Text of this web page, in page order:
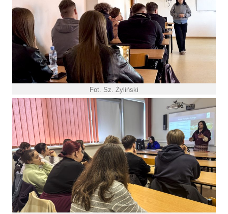
Fot. Sz. Żyliński